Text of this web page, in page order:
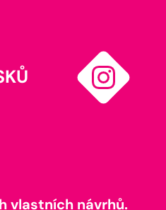
vlastních návrhů.